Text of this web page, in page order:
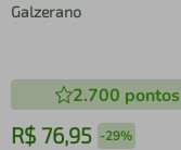
Galzerano
2.700 pontos
R$ 76,95 -29%